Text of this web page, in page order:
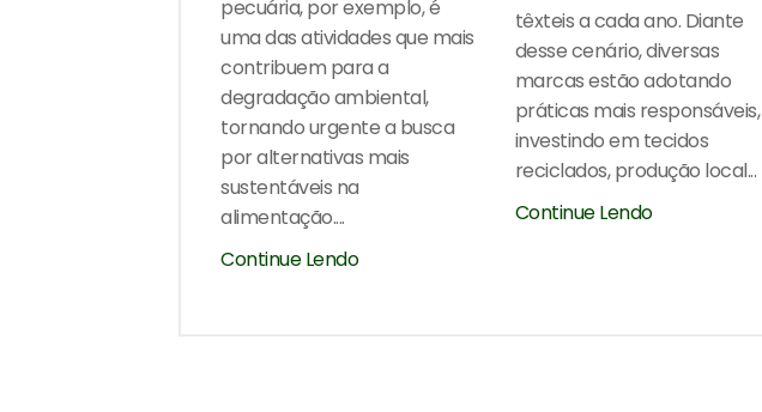
pecuária, por exemplo, é
uma das atividades que mais
contribuem para a
degradação ambiental,
tornando urgente a busca
por alternativas mais
sustentáveis na
alimentação....
Continue Lendo
têxteis a cada ano. Diante
desse cenário, diversas
marcas estão adotando
práticas mais responsáveis,
investindo em tecidos
reciclados, produção local...
Continue Lendo